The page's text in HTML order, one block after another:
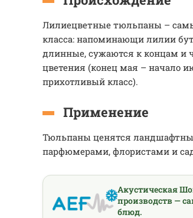
Лилиецветные тюльпаны –
класса: напоминающи лилии
длинные, сужаются к концам и
цветения (конец мая – начало
прихотливый класс).
Применение
Тюльпаны ценятся
парфюмерами, флористами и
Акустическая
производств —
блюд.